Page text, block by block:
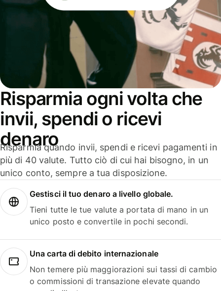
Risparmia ogni volta che
invii, spendi o ricevi
denaro
Risparmia quando invii, spendi e ricevi pagamenti in
più di 40 valute. Tutto ciò di cui hai bisogno, in un
unico conto, sempre a tua disposizione.
Gestisci il tuo denaro a livello globale.
Tieni tutte le tue valute a portata di mano in un
unico posto e convertile in pochi secondi.
Una carta di debito internazionale
Non temere più maggiorazioni sui tassi di cambio
o commissioni di transazione elevate quando